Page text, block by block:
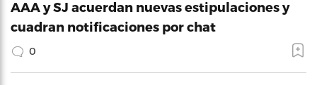
AAA y SJ acuerdan nuevas estipulaciones y
cuadran notificaciones por chat
0